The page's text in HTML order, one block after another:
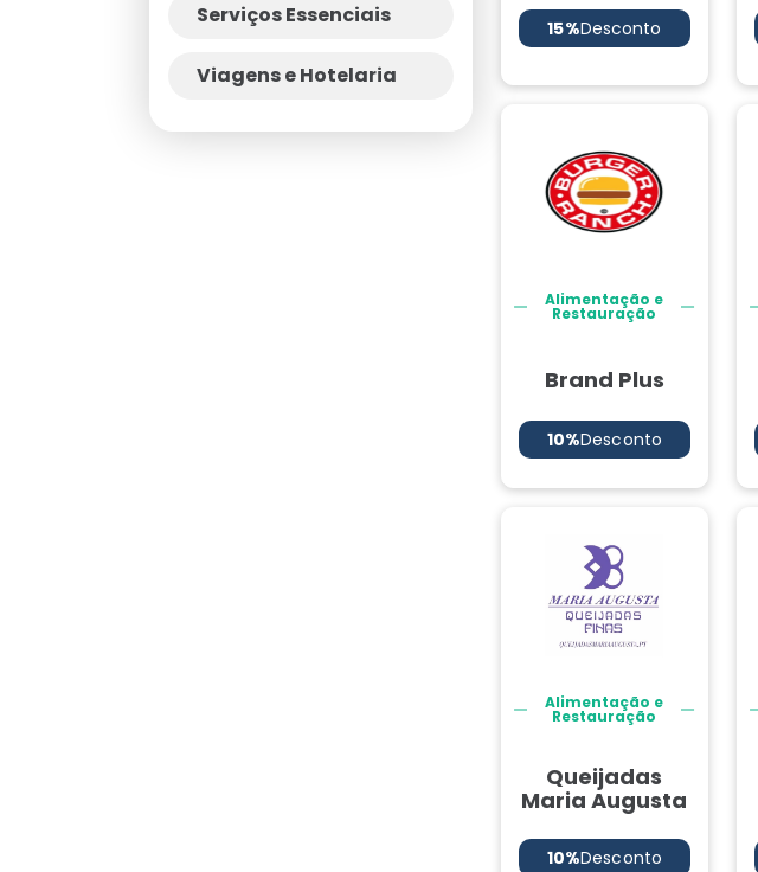
Serviços Essenciais
Viagens e Hotelaria
15%Desconto
Alimentação e
Restauração
Brand Plus
10%Desconto
Alimentação e
Restauração
Queijadas
Maria Augusta
10%Desconto